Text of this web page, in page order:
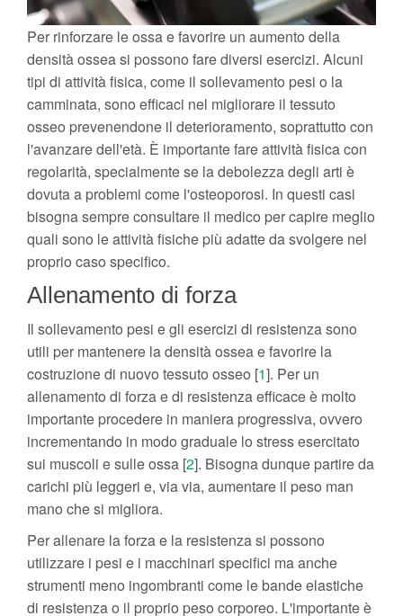
Per rinforzare le ossa e favorire un aumento della
densità ossea si possono fare diversi esercizi. Alcuni
tipi di attività fisica, come il sollevamento pesi o la
camminata, sono efficaci nel migliorare il tessuto
osseo prevenendone il deterioramento, soprattutto con
l'avanzare dell'età. È importante fare attività fisica con
regolarità, specialmente se la debolezza degli arti è
dovuta a problemi come l'osteoporosi. In questi casi
bisogna sempre consultare il medico per capire meglio
quali sono le attività fisiche più adatte da svolgere nel
proprio caso specifico.
Allenamento di forza
Il sollevamento pesi e gli esercizi di resistenza sono
utili per mantenere la densità ossea e favorire la
costruzione di nuovo tessuto osseo [1]. Per un
allenamento di forza e di resistenza efficace è molto
importante procedere in maniera progressiva, ovvero
incrementando in modo graduale lo stress esercitato
sui muscoli e sulle ossa [2]. Bisogna dunque partire da
carichi più leggeri e, via via, aumentare il peso man
mano che si migliora.
Per allenare la forza e la resistenza si possono
utilizzare i pesi e i macchinari specifici ma anche
strumenti meno ingombranti come le bande elastiche
di resistenza o il proprio peso corporeo. L'importante è